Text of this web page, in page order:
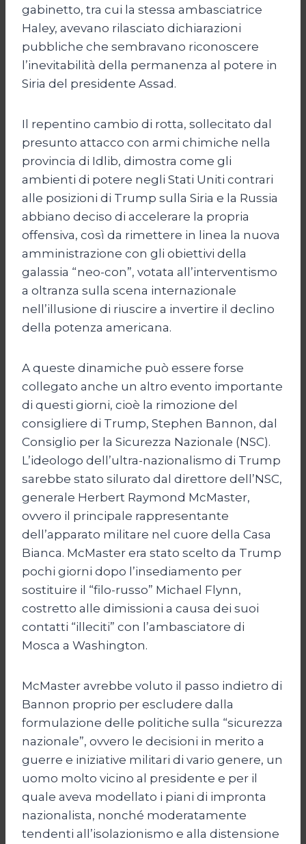
gabinetto, tra cui la stessa ambasciatrice
Haley, avevano rilasciato dichiarazioni
pubbliche che sembravano riconoscere
l’inevitabilità della permanenza al potere in
Siria del presidente Assad.
Il repentino cambio di rotta, sollecitato dal
presunto attacco con armi chimiche nella
provincia di Idlib, dimostra come gli
ambienti di potere negli Stati Uniti contrari
alle posizioni di Trump sulla Siria e la Russia
abbiano deciso di accelerare la propria
offensiva, così da rimettere in linea la nuova
amministrazione con gli obiettivi della
galassia “neo-con”, votata all’interventismo
a oltranza sulla scena internazionale
nell’illusione di riuscire a invertire il declino
della potenza americana.
A queste dinamiche può essere forse
collegato anche un altro evento importante
di questi giorni, cioè la rimozione del
consigliere di Trump, Stephen Bannon, dal
Consiglio per la Sicurezza Nazionale (NSC).
L’ideologo dell’ultra-nazionalismo di Trump
sarebbe stato silurato dal direttore dell’NSC,
generale Herbert Raymond McMaster,
ovvero il principale rappresentante
dell’apparato militare nel cuore della Casa
Bianca. McMaster era stato scelto da Trump
pochi giorni dopo l’insediamento per
sostituire il “filo-russo” Michael Flynn,
costretto alle dimissioni a causa dei suoi
contatti “illeciti” con l’ambasciatore di
Mosca a Washington.
McMaster avrebbe voluto il passo indietro di
Bannon proprio per escludere dalla
formulazione delle politiche sulla “sicurezza
nazionale”, ovvero le decisioni in merito a
guerre e iniziative militari di vario genere, un
uomo molto vicino al presidente e per il
quale aveva modellato i piani di impronta
nazionalista, nonché moderatamente
tendenti all’isolazionismo e alla distensione